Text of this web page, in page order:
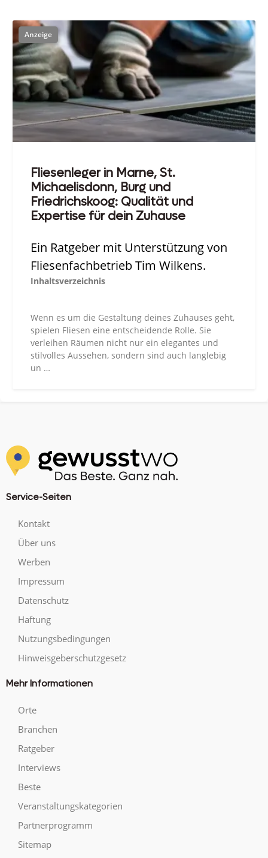
Fliesenleger in Marne, St.
Michaelisdonn, Burg und
Friedrichskoog: Qualität und
Expertise für dein Zuhause
Ein Ratgeber mit Unterstützung von
Fliesenfachbetrieb Tim Wilkens.
Inhaltsverzeichnis
Wenn es um die Gestaltung deines Zuhauses geht,
spielen Fliesen eine entscheidende Rolle. Sie
verleihen Räumen nicht nur ein elegantes und
stilvolles Aussehen, sondern sind auch langlebig
un …
Service-Seiten
Kontakt
Über uns
Werben
Impressum
Datenschutz
Haftung
Nutzungsbedingungen
Hinweisgeberschutzgesetz
Mehr Informationen
Orte
Branchen
Ratgeber
Interviews
Beste
Veranstaltungskategorien
Partnerprogramm
Sitemap